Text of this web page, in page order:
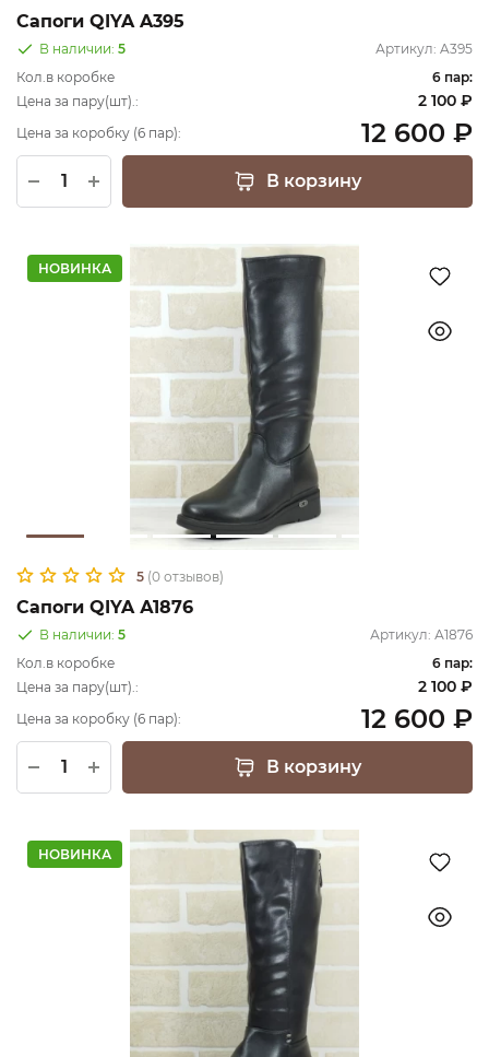
Сапоги QIYA A395
В наличии: 5 Артикул: A395
Кол.в коробке
6 пар:
Цена за пару(шт).:
2 100 ₽
Цена за коробку (6 пар): 12 600 ₽
В корзину
НОВИНКА
5 (0 отзывов)
Сапоги QIYA А1876
В наличии: 5 Артикул: А1876
Кол.в коробке
6 пар:
Цена за пару(шт).:
2 100 ₽
Цена за коробку (6 пар): 12 600 ₽
В корзину
НОВИНКА